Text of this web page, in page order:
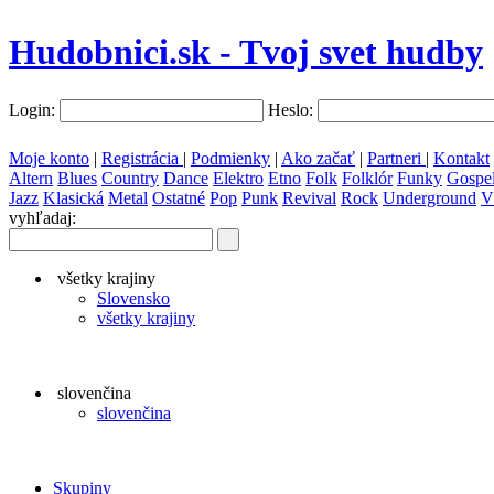
Hudobnici.sk - Tvoj svet hudby
Login: Heslo:
Moje konto | Registrácia | Podmienky | Ako začať | Partneri | Kontakt
Altern Blues Country Dance Elektro Etno Folk Folklór Funky Gospel
Jazz Klasická Metal Ostatné Pop Punk Revival Rock Underground
vyhľadaj:
všetky krajiny
Slovensko
všetky krajiny
slovenčina
slovenčina
Skupiny